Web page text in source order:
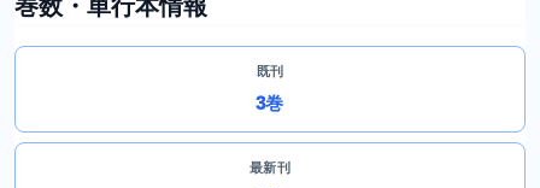
巻数・単行本情報
既刊
3巻
最新刊